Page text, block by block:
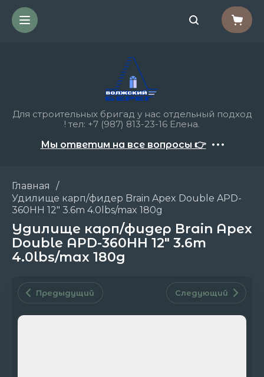
Для строительных бригад у нас отдельный подход
! тел: +7 (987) 813-23-16 Елена.
Мы ответим на все вопросы 👉
Главная
/
Удилище карп/фидер Brain Apex Double APD-
360HH 12" 3.6m 4.0lbs/max 180g
Удилище карп/фидер Brain Apex
Double APD-360HH 12" 3.6m
4.0lbs/max 180g
Предыдущий Следующий